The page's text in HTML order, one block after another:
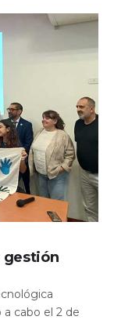
gestión
a cabo el 2 de